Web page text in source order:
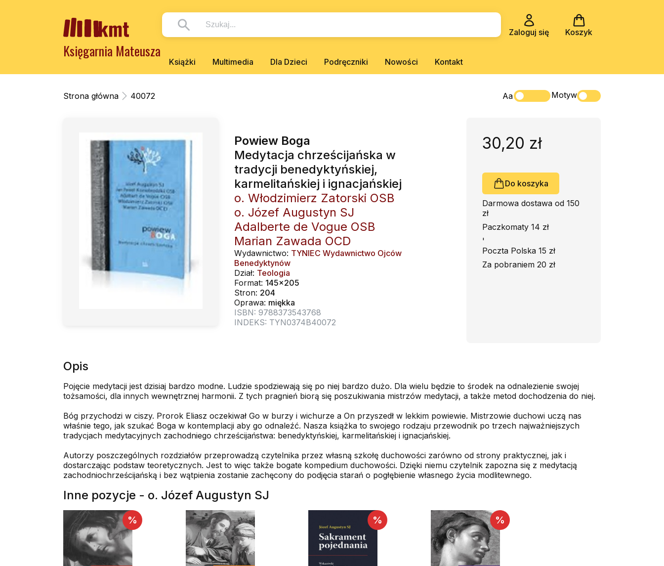
Zaloguj się Koszyk
Księgarnia Mateusza
Książki Multimedia Dla Dzieci Podręczniki Nowości Kontakt
Strona główna 40072 Aa Motyw
Powiew Boga
Medytacja chrześcijańska w
tradycji benedyktyńskiej,
karmelitańskiej i ignacjańskiej
o. Włodzimierz Zatorski OSB
o. Józef Augustyn SJ
Adalberte de Vogue OSB
Marian Zawada OCD
Wydawnictwo: TYNIEC Wydawnictwo Ojców
Benedyktynów
Dział: Teologia
Format: 145x205
Stron: 204
Oprawa: miękka
ISBN: 9788373543768
INDEKS: TYN0374B40072
30,20 zł
Do koszyka
Darmowa dostawa od 150
zł
Paczkomaty 14 zł
'
Poczta Polska 15 zł
Za pobraniem 20 zł
Opis
Pojęcie medytacji jest dzisiaj bardzo modne. Ludzie spodziewają się po niej bardzo dużo. Dla wielu będzie to środek na odnalezienie swojej
tożsamości, dla innych wewnętrznej harmonii. Z tych pragnień biorą się poszukiwania mistrzów medytacji, a także metod dochodzenia do niej.
Bóg przychodzi w ciszy. Prorok Eliasz oczekiwał Go w burzy i wichurze a On przyszedł w lekkim powiewie. Mistrzowie duchowi uczą nas
właśnie tego, jak szukać Boga w kontemplacji aby go odnaleźć. Nasza książka to swojego rodzaju przewodnik po trzech najważniejszych
tradycjach medytacyjnych zachodniego chrześcijaństwa: benedyktyńskiej, karmelitańskiej i ignacjańskiej.
Autorzy poszczególnych rozdziałów przeprowadzą czytelnika przez własną szkołę duchowości zarówno od strony praktycznej, jak i
dostarczając podstaw teoretycznych. Jest to więc także bogate kompedium duchowości. Dzięki niemu czytelnik zapozna się z medytacją
zachodniochrześcijańską i bez wątpienia zostanie zachęcony do podjęcia starań o pogłębienie własnego życia modlitewnego.
Inne pozycje - o. Józef Augustyn SJ
% % %